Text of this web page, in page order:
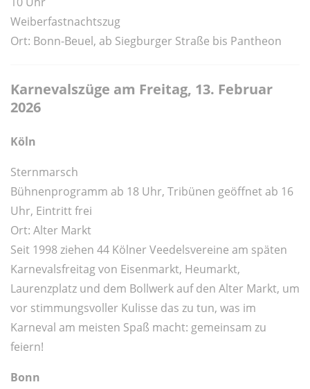
Weiberfastnachtszug
Ort: Bonn-Beuel, ab Siegburger Straße bis Pantheon
Karnevalszüge am Freitag, 13. Februar
2026
Köln
Sternmarsch
Bühnenprogramm ab 18 Uhr, Tribünen geöffnet ab 16
Uhr, Eintritt frei
Ort: Alter Markt
Seit 1998 ziehen 44 Kölner Veedelsvereine am späten
Karnevalsfreitag von Eisenmarkt, Heumarkt,
Laurenzplatz und dem Bollwerk auf den Alter Markt, um
vor stimmungsvoller Kulisse das zu tun, was im
Karneval am meisten Spaß macht: gemeinsam zu
feiern!
Bonn